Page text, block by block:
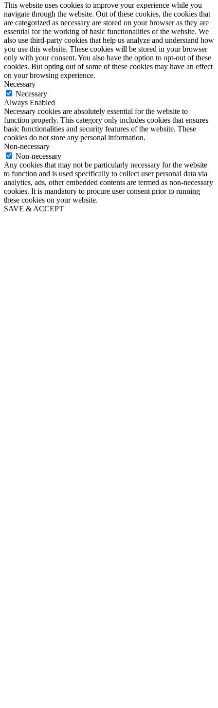
This website uses cookies to improve your experience while you
navigate through the website. Out of these cookies, the cookies that
are categorized as necessary are stored on your browser as they are
essential for the working of basic functionalities of the website. We
also use third-party cookies that help us analyze and understand how
you use this website. These cookies will be stored in your browser
only with your consent. You also have the option to opt-out of these
cookies. But opting out of some of these cookies may have an effect
on your browsing experience.
Necessary
Necessary
Always Enabled
Necessary cookies are absolutely essential for the website to
function properly. This category only includes cookies that ensures
basic functionalities and security features of the website. These
cookies do not store any personal information.
Non-necessary
Non-necessary
Any cookies that may not be particularly necessary for the website
to function and is used specifically to collect user personal data via
analytics, ads, other embedded contents are termed as non-necessary
cookies. It is mandatory to procure user consent prior to running
these cookies on your website.
SAVE & ACCEPT